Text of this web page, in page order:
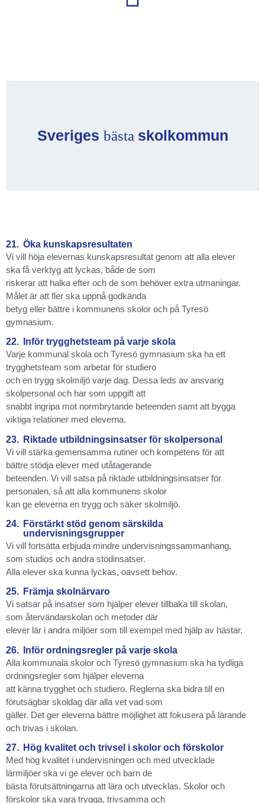
Sveriges bästa skolkommun
21. Öka kunskapsresultaten
Vi vill höja elevernas kunskapsresultat genom att alla elever
ska få verktyg att lyckas, både de som
riskerar att halka efter och de som behöver extra utmaningar.
Målet är att fler ska uppnå godkända
betyg eller bättre i kommunens skolor och på Tyresö
gymnasium.
22.
Inför trygghetsteam på varje skola
Varje kommunal skola och Tyresö gymnasium ska ha ett
trygghetsteam som arbetar för studiero
och en trygg skolmiljö varje dag. Dessa leds av ansvarig
skolpersonal och har som uppgift att
snabbt ingripa mot normbrytande beteenden samt att bygga
viktiga relationer med eleverna.
23. Riktade utbildningsinsatser för skolpersonal
Vi vill stärka gemensamma rutiner och kompetens för att
bättre stödja elever med utåtagerande
beteenden. Vi vill satsa på riktade utbildningsinsatser för
personalen, så att alla kommunens skolor
kan ge eleverna en trygg och säker skolmiljö.
24. Förstärkt stöd genom särskilda
undervisningsgrupper
Vi vill fortsätta erbjuda mindre undervisningssammanhang,
som studios och andra stödinsatser.
Alla elever ska kunna lyckas, oavsett behov.
25. Främja skolnärvaro
Vi satsar på insatser som hjälper elever tillbaka till skolan,
som återvändarskolan och metoder där
elever lär i andra miljöer som till exempel med hjälp av hästar.
26.
Inför ordningsregler på varje skola
Alla kommunala skolor och Tyresö gymnasium ska ha tydliga
ordningsregler som hjälper eleverna
att känna trygghet och studiero. Reglerna ska bidra till en
förutsägbar skoldag där alla vet vad som
gäller. Det ger eleverna bättre möjlighet att fokusera på lärande
och trivas i skolan.
27. Hög kvalitet och trivsel i skolor och förskolor
Med hög kvalitet i undervisningen och med utvecklade
lärmiljöer ska vi ge elever och barn de
bästa förutsättningarna att lära och utvecklas. Skolor och
förskolor ska vara trygga, trivsamma och